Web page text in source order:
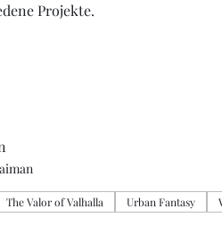
Projekte.
The Valor of Valhalla Urban Fantasy